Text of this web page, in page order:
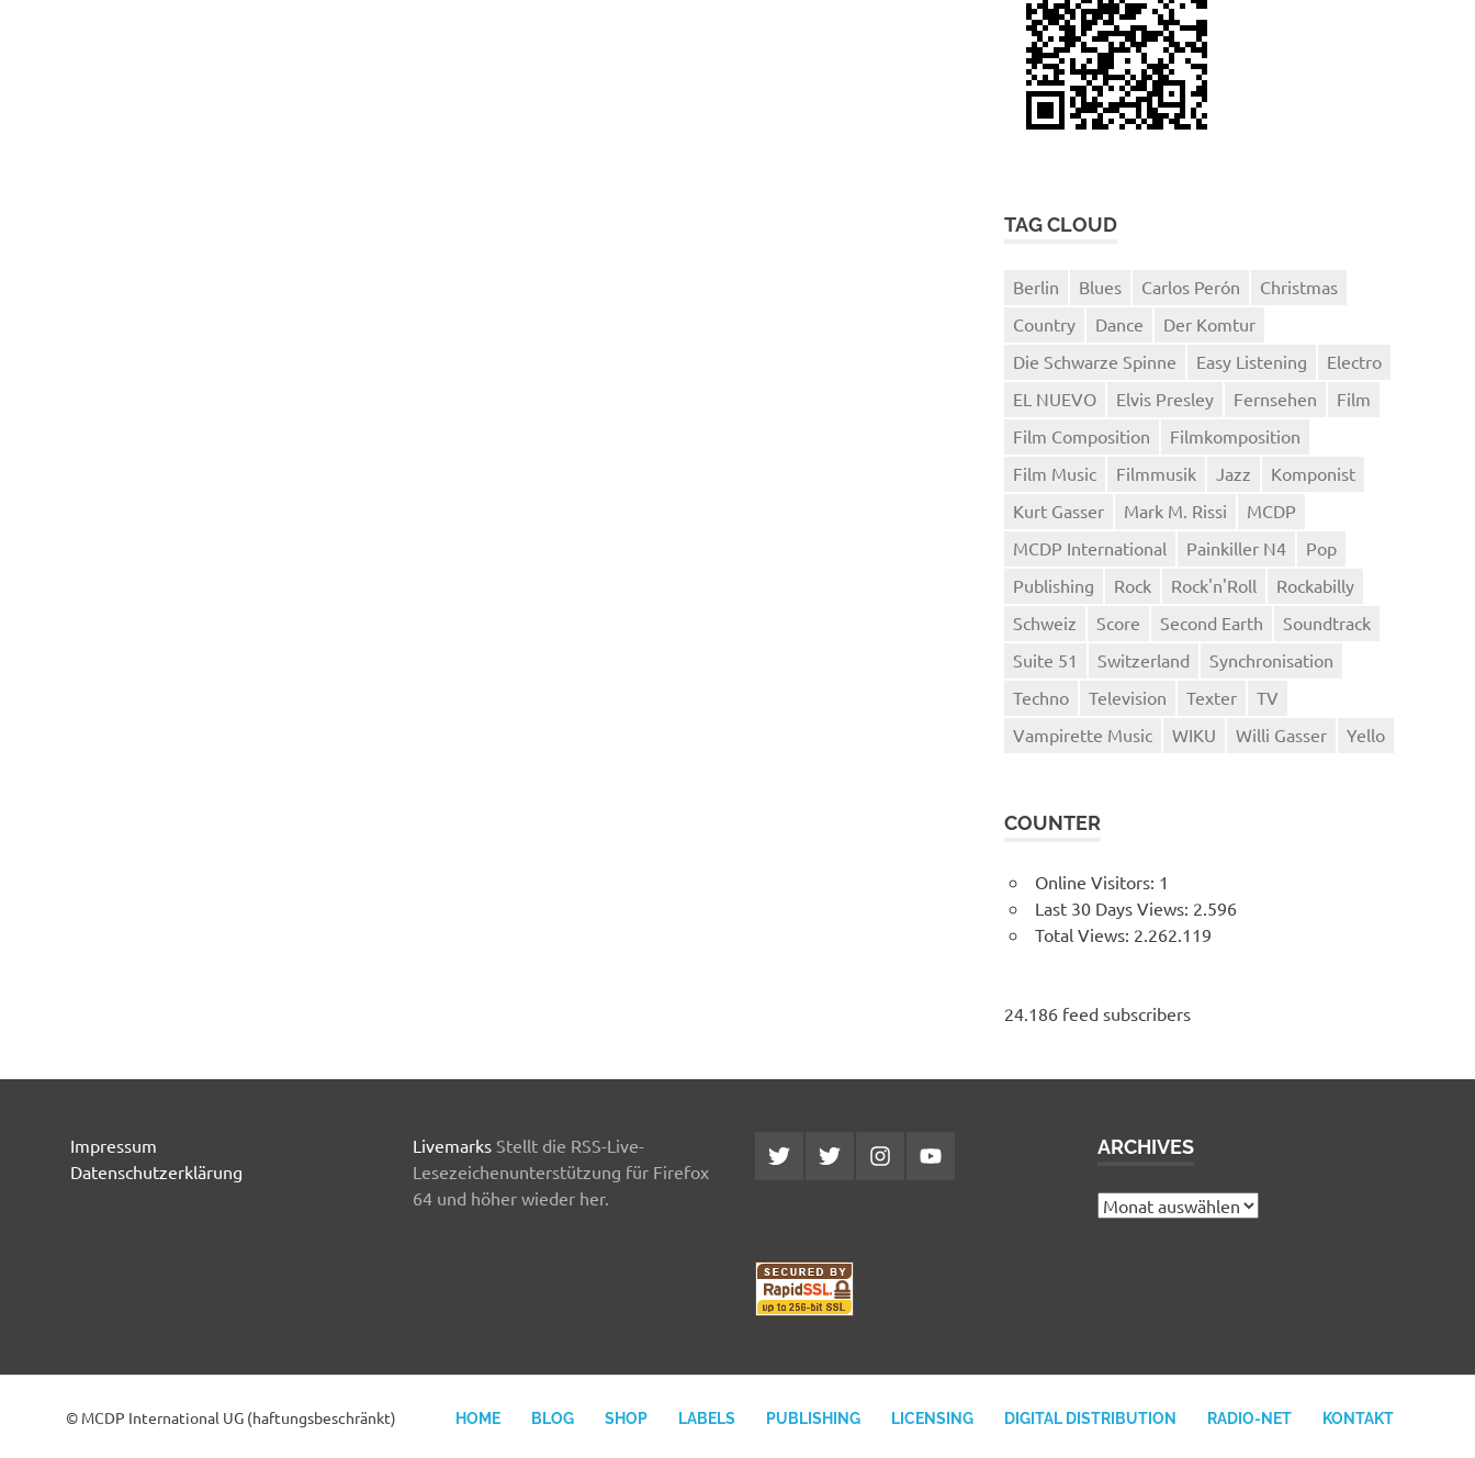
TAG CLOUD
Berlin Blues Carlos Perón
Christmas
Country
Dance
Der Komtur
Die Schwarze Spinne
Easy Listening
Electro
EL NUEVO
Elvis Presley Fernsehen
Film
Film Composition
Filmkomposition
Film Music
Filmmusik Jazz
Komponist
Kurt Gasser
Mark M. Rissi
MCDP
MCDP International
Painkiller N4
Pop
Publishing
Rock Rock'n'Roll
Rockabilly
Schweiz
Score Second Earth
Soundtrack
Suite 51
Switzerland
Synchronisation
Techno
Television Texter
TV
Vampirette Music
WIKU Willi Gasser Yello
COUNTER
Online Visitors: 1
Last 30 Days Views: 2.596
Total Views: 2.262.119
24.186 feed subscribers
Impressum
Datenschutzerklärung
Livemarks Stellt die RSS-Live-
Lesezeichenunterstützung für Firefox
64 und höher wieder her.
Twitter
MCDP
Twitter
Musicradiostation
InstagramYouTube ARCHIVES
Archives
HOME BLOG SHOP LABELS PUBLISHING LICENSING DIGITAL DISTRIBUTION RADIO-NET KONTAKT
© MCDP International UG (haftungsbeschränkt)